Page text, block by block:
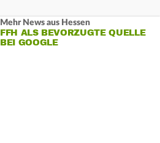
Mehr News aus Hessen
FFH ALS BEVORZUGTE QUELLE
BEI GOOGLE